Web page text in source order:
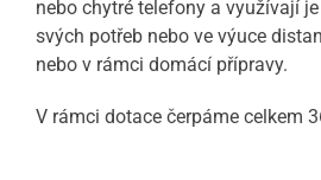
nebo chytré telefony a využívají
svých potřeb nebo ve výuce
nebo v rámci domácí přípravy.
V rámci dotace čerpáme celkem